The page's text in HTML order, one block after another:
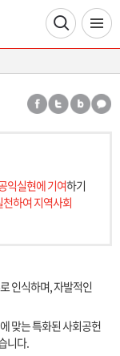
익실현에 기여하기
하여 지역사회
인식하며, 자발적인
맞는 특화된 사회공헌
니다.